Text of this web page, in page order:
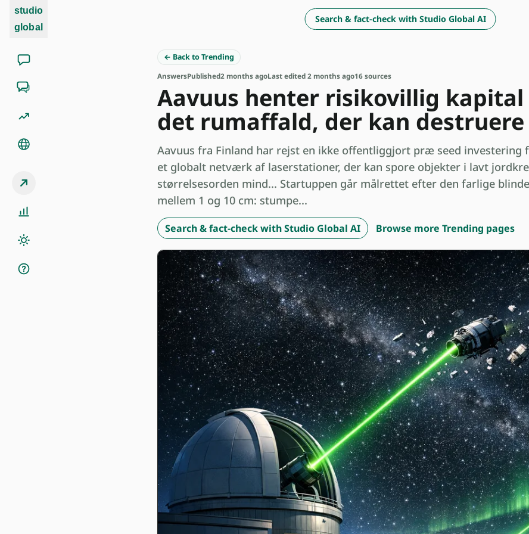
studio
global
Search & fact-check with Studio Global AI
← Back to Trending
AnswersPublished2 months agoLast edited 2 months ago16 sources
Aavuus henter risikovillig
det rumaffald, der kan
Aavuus fra Finland har rejst en ikke offentliggjort præ seed investering
et globalt netværk af laserstationer, der kan spore objekter i lavt
størrelsesorden mind... Startuppen går målrettet efter den farlige
mellem 1 og 10 cm: stumpe...
Search & fact-check with Studio Global AI Browse more Trending pages